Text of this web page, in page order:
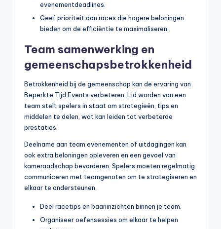
evenementdeadlines.
Geef prioriteit aan races die hogere beloningen
bieden om de efficiëntie te maximaliseren.
Team samenwerking en
gemeenschapsbetrokkenheid
Betrokkenheid bij de gemeenschap kan de ervaring van
Beperkte Tijd Events verbeteren. Lid worden van een
team stelt spelers in staat om strategieën, tips en
middelen te delen, wat kan leiden tot verbeterde
prestaties.
Deelname aan team evenementen of uitdagingen kan
ook extra beloningen opleveren en een gevoel van
kameraadschap bevorderen. Spelers moeten regelmatig
communiceren met teamgenoten om te strategiseren en
elkaar te ondersteunen.
Deel racetips en baaninzichten binnen je team.
Organiseer oefensessies om elkaar te helpen